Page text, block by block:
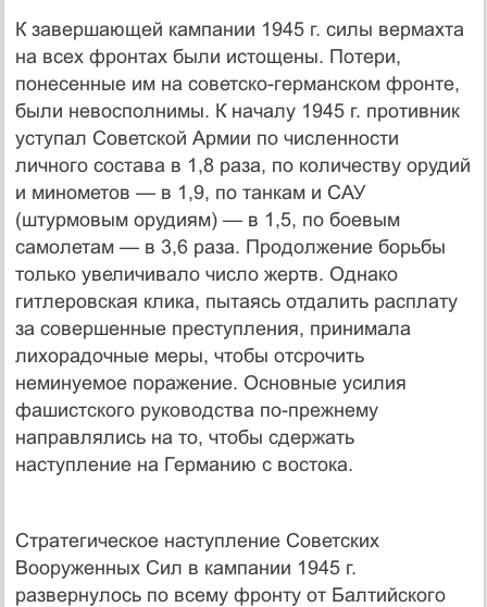
К завершающей кампании 1945 г. силы вермахта
на всех фронтах были истощены. Потери,
понесенные им на советско-германском фронте,
были невосполнимы. К началу 1945 г. противник
уступал Советской Армии по численности
личного состава в 1,8 раза, по количеству орудий
и минометов — в 1,9, по танкам и САУ
(штурмовым орудиям) — в 1,5, по боевым
самолетам — в 3,6 раза. Продолжение борьбы
только увеличивало число жертв. Однако
гитлеровская клика, пытаясь отдалить расплату
за совершенные преступления, принимала
лихорадочные меры, чтобы отсрочить
неминуемое поражение. Основные усилия
фашистского руководства по-прежнему
направлялись на то, чтобы сдержать
наступление на Германию с востока.
Стратегическое наступление Советских
Вооруженных Сил в кампании 1945 г.
развернулось по всему фронту от Балтийского